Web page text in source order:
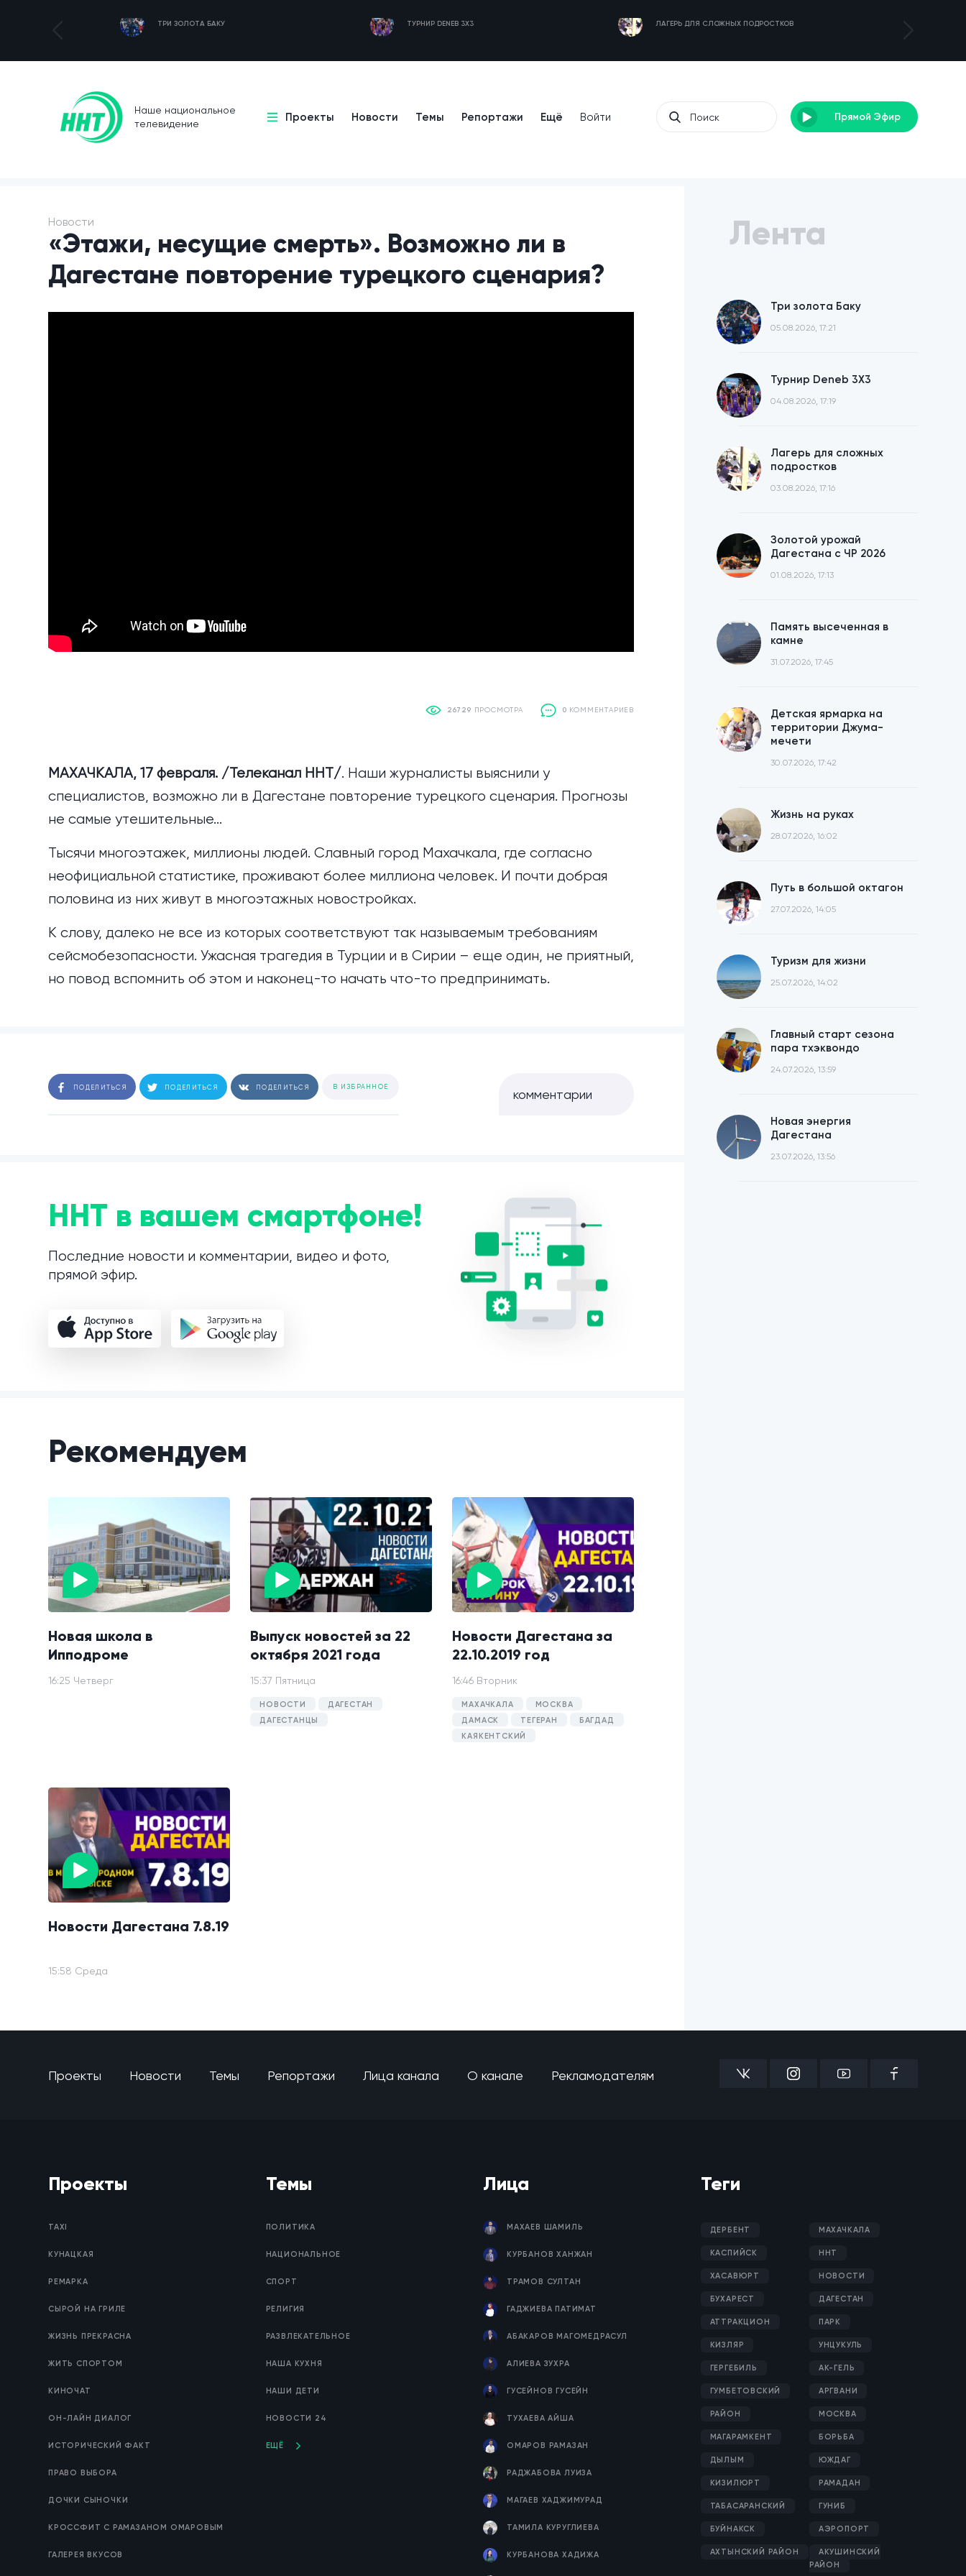
ТРИ ЗОЛОТА БАКУ ТУРНИР DENEB 3X3 ЛАГЕРЬ ДЛЯ СЛОЖНЫХ ПОДРОСТКОВ ЗОЛОТОЙ
Наше национальное
телевидение
Проекты Новости Темы Репортажи Ещё Войти Прямой Эфир
Новости
«Этажи, несущие смерть». Возможно ли в
Дагестане повторение турецкого сценария?
26729 ПРОСМОТРА 0 КОММЕНТАРИЕВ
МАХАЧКАЛА, 17 февраля. /Телеканал ННТ/. Наши журналисты выяснили у
специалистов, возможно ли в Дагестане повторение турецкого сценария. Прогнозы
не самые утешительные...
Тысячи многоэтажек, миллионы людей. Славный город Махачкала, где согласно
неофициальной статистике, проживают более миллиона человек. И почти добрая
половина из них живут в многоэтажных новостройках.
К слову, далеко не все из которых соответствуют так называемым требованиям
сейсмобезопасности. Ужасная трагедия в Турции и в Сирии – еще один, не приятный,
но повод вспомнить об этом и наконец-то начать что-то предпринимать.
ПОДЕЛИТЬСЯ ПОДЕЛИТЬСЯ ПОДЕЛИТЬСЯ В ИЗБРАННОЕ
комментарии
ННТ в вашем смартфоне!
Последние новости и комментарии, видео и фото,
прямой эфир.
Рекомендуем
Новая школа в
Ипподроме
16:25 Четверг
Выпуск новостей за 22
октября 2021 года
15:37 Пятница
НОВОСТИ
ДАГЕСТАН
ДАГЕСТАНЦЫ
Новости Дагестана за
22.10.2019 год
16:46 Вторник
МАХАЧКАЛА
МОСКВА
ДАМАСК
ТЕГЕРАН
БАГДАД
КАЯКЕНТСКИЙ
Новости Дагестана 7.8.19
15:58 Среда
Лента
Три золота Баку
05.08.2026, 17:21
Турнир Deneb 3X3
04.08.2026, 17:19
Лагерь для сложных
подростков
03.08.2026, 17:16
Золотой урожай
Дагестана с ЧР 2026
01.08.2026, 17:13
Память высеченная в
камне
31.07.2026, 17:45
Детская ярмарка на
территории Джума-
мечети
30.07.2026, 17:42
Жизнь на руках
28.07.2026, 16:02
Путь в большой октагон
27.07.2026, 14:05
Туризм для жизни
25.07.2026, 14:02
Главный старт сезона
пара тхэквондо
24.07.2026, 13:59
Новая энергия
Дагестана
23.07.2026, 13:56
Проекты Новости Темы Репортажи Лица канала О канале Рекламодателям
Проекты
TAXI
КУНАЦКАЯ
РЕМАРКА
СЫРОЙ НА ГРИЛЕ
ЖИЗНЬ ПРЕКРАСНА
ЖИТЬ СПОРТОМ
КИНОЧАТ
ОН-ЛАЙН ДИАЛОГ
ИСТОРИЧЕСКИЙ ФАКТ
ПРАВО ВЫБОРА
ДОЧКИ СЫНОЧКИ
КРОССФИТ С РАМАЗАНОМ ОМАРОВЫМ
ГАЛЕРЕЯ ВКУСОВ
Темы
ПОЛИТИКА
НАЦИОНАЛЬНОЕ
СПОРТ
РЕЛИГИЯ
РАЗВЛЕКАТЕЛЬНОЕ
НАША КУХНЯ
НАШИ ДЕТИ
НОВОСТИ 24
ЕЩЁ
Лица
МАХАЕВ ШАМИЛЬ
КУРБАНОВ ХАНЖАН
ТРАМОВ СУЛТАН
ГАДЖИЕВА ПАТИМАТ
АБАКАРОВ МАГОМЕДРАСУЛ
АЛИЕВА ЗУХРА
ГУСЕЙНОВ ГУСЕЙН
ТУХАЕВА АЙША
ОМАРОВ РАМАЗАН
РАДЖАБОВА ЛУИЗА
МАГАЕВ ХАДЖИМУРАД
ТАМИЛА КУРУГЛИЕВА
КУРБАНОВА ХАДИЖА
Теги
ДЕРБЕНТ МАХАЧКАЛА
КАСПИЙСК ННТ
ХАСАВЮРТ НОВОСТИ
БУХАРЕСТ ДАГЕСТАН
АТТРАКЦИОН ПАРК
КИЗЛЯР УНЦУКУЛЬ
ГЕРГЕБИЛЬ АК-ГЕЛЬ
ГУМБЕТОВСКИЙ АРГВАНИ
РАЙОН МОСКВА
МАГАРАМКЕНТ БОРЬБА
ДЫЛЫМ ЮЖДАГ
КИЗИЛЮРТ РАМАДАН
ТАБАСАРАНСКИЙ ГУНИБ
БУЙНАКСК АЭРОПОРТ
АХТЫНСКИЙ РАЙОН
АКУШИНСКИЙ
РАЙОН